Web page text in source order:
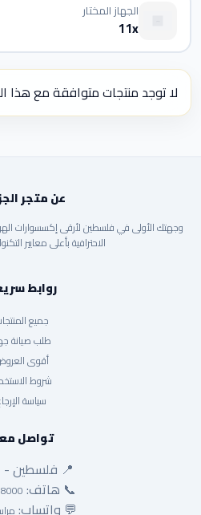
الجهاز المختار
11x
لا توجد منتجات متوافقة مع هذا
عن متجر
وجهتك الأولى في فلسطين لأرقى إكسسوارات
الاحترافية بأعلى معايير
روابط
جميع
طلب صيانة
أقوى
شروط
سياسة
تواصل
📍 فلسطين -
📞 هاتف:
💬 واتساب: